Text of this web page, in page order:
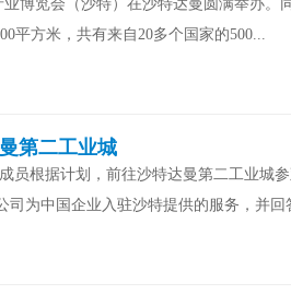
博览会（沙特）在沙特达曼圆满举办。
平方米，共有来自20多个国家的500...
第二工业城
员根据计划，前往沙特达曼第二工业城
司为中国企业入驻沙特提供的服务，并